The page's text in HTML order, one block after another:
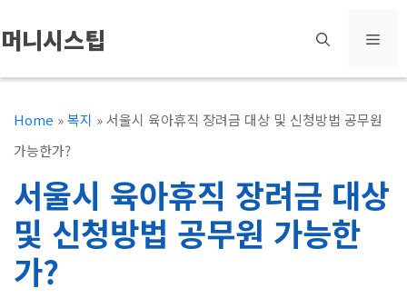
텐
츠
머니시스팁 메
Home »복지 »서울시 육아휴직 장려금 대상 및 신청방법 공무원
가능한가?
서울시 육아휴직 장려금 대상
및 신청방법 공무원 가능한
가?